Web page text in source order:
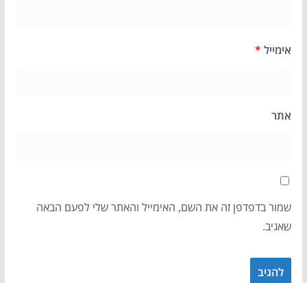
אימייל *
אתר
שמור בדפדפן זה את השם, האימייל והאתר שלי לפעם הבאה
שאגיב.